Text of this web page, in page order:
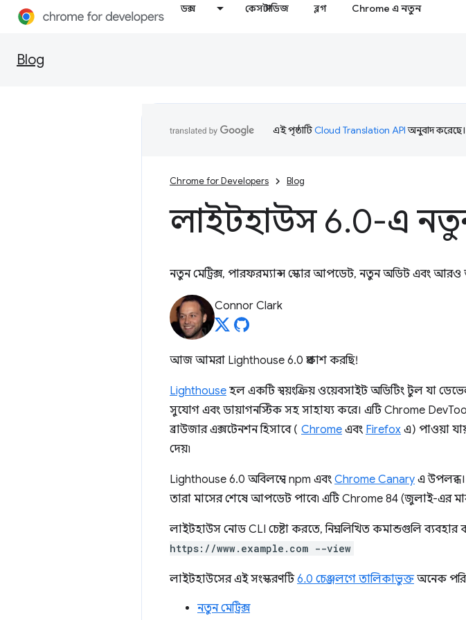
ডক্স কেস স্টাডিজ ব্লগ Chrome এ নতুন
Blog
এই পৃষ্ঠাটিCloud Translation APIঅনুবাদ করেছে।
Chrome for Developers Blog
লাইটহাউস 6.0-এ
নতুন মেট্রিক্স, পারফরম্যান্স স্কোর আপডেট, নতুন অডিট এবং
Connor Clark
আজ আমরা Lighthouse 6.0 প্রকাশ করছি!
Lighthouse হল একটি স্বয়ংক্রিয় ওয়েবসাইট অডিটিং টুল যা
সুযোগ এবং ডায়াগনস্টিক সহ সাহায্য করে। এটি Chrome
ব্রাউজার এক্সটেনশন হিসাবে ( Chrome এবং Firefox এ) পাওয়া
দেয়৷
Lighthouse 6.0 অবিলম্বে npm এবং Chrome Canary এ উপলব্ধ।
তারা মাসের শেষে আপডেট পাবে৷ এটি Chrome 84 (জুলাই-এর
লাইটহাউস নোড CLI চেষ্টা করতে, নিম্নলিখিত কমান্ডগুলি
https://www.example.com --view
লাইটহাউসের এই সংস্করণটি6.0 চেঞ্জলগে তালিকাভুক্তঅনেক
নতুন মেট্রিক্স